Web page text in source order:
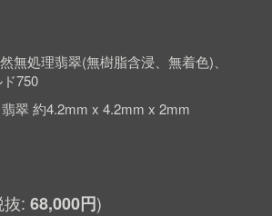
無処理翡翠(無樹脂含浸、無着色)、
750
翠 約4.2mm x 4.2mm x 2mm
68,000円